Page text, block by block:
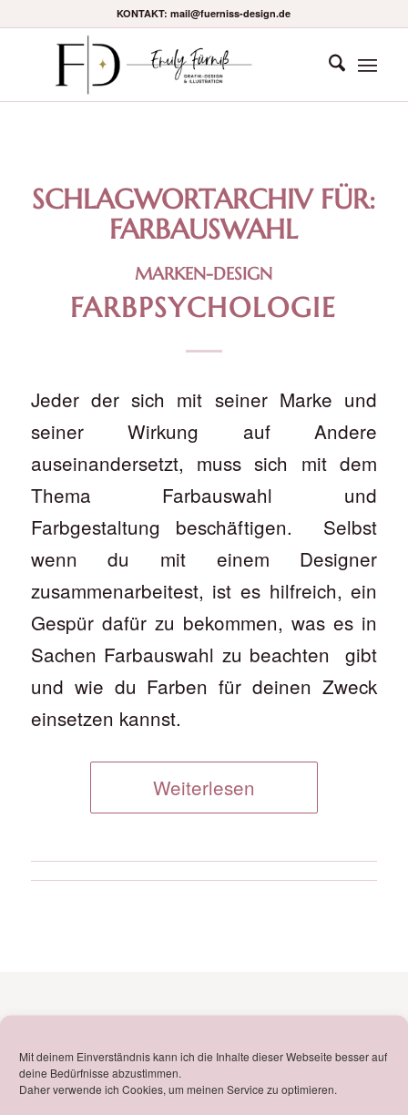
Mit deinem Einverständnis kann ich die Inhalte dieser Webseite besser auf
deine Bedürfnisse abzustimmen.
Daher verwende ich Cookies, um meinen Service zu optimieren.
KONTAKT: mail@fuerniss-design.de
SCHLAGWORTARCHIV FÜR:
FARBAUSWAHL
MARKEN-DESIGN
FARBPSYCHOLOGIE
Jeder der sich mit seiner Marke und
seiner Wirkung auf Andere
auseinandersetzt, muss sich mit dem
Thema Farbauswahl und
Farbgestaltung beschäftigen. Selbst
wenn du mit einem Designer
zusammenarbeitest, ist es hilfreich, ein
Gespür dafür zu bekommen, was es in
Sachen Farbauswahl zu beachten gibt
und wie du Farben für deinen Zweck
einsetzen kannst.
Weiterlesen
Fürniß_DESIGN
Emily Fürniß